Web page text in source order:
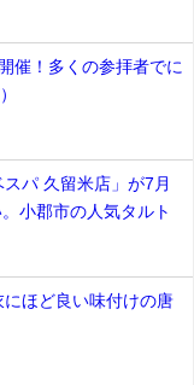
催！多くの参拝者でに
）
スパ 久留米店」が7月
小郡市の人気タルト
にほど良い味付けの唐